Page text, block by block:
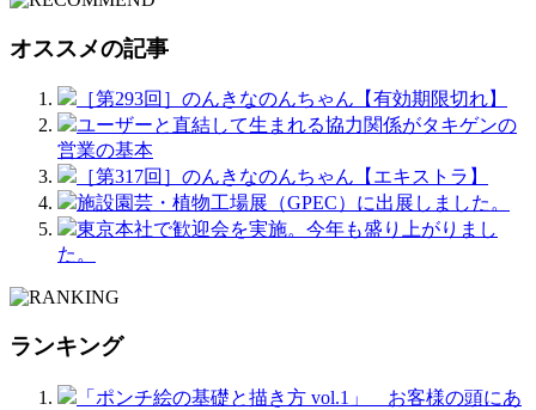
オススメの記事
［第293回］のんきなのんちゃん【有効期限切れ】
ユーザーと直結して生まれる協力関係がタキゲンの
営業の基本
［第317回］のんきなのんちゃん【エキストラ】
施設園芸・植物工場展（GPEC）に出展しました。
東京本社で歓迎会を実施。今年も盛り上がりまし
た。
ランキング
「ポンチ絵の基礎と描き方 vol.1」 お客様の頭にあ